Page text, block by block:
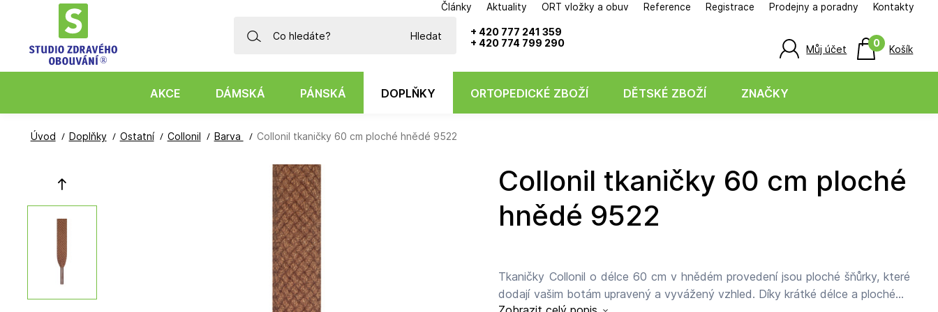
Collonil tkaničky 60 cm ploché
hnědé 9522
Tkaničky Collonil o délce 60 cm v hnědém provedení jsou ploché šňůrky, které
dodají vašim botám upravený a vyvážený vzhled. Díky krátké délce a plochému
+ 420 777 241 359
+ 420 774 799 290
Články Aktuality ORT vložky a obuv Reference Registrace Prodejny a poradny Kontakty
Hledat
Můj účet
Košík
0
Úvod Doplňky Ostatní Collonil Barva Collonil tkaničky 60 cm ploché hnědé 9522
AKCE DÁMSKÁ PÁNSKÁ DOPLŇKY ORTOPEDICKÉ ZBOŽÍ DĚTSKÉ ZBOŽÍ ZNAČKY